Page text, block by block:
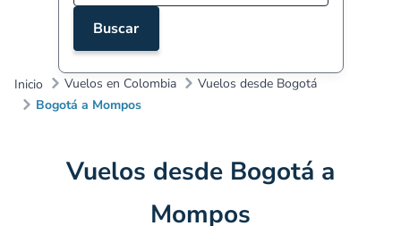
Buscar
Inicio Vuelos en Colombia
Vuelos desde Bogotá
Bogotá a Mompos
Vuelos desde Bogotá a
Mompos